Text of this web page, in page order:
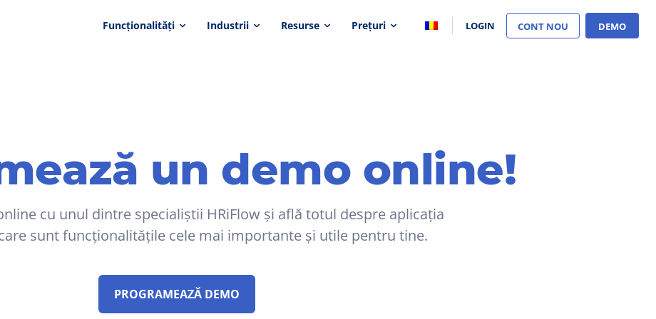
Funcționalități Industrii Resurse Prețuri LOGIN CONT NOU DEMO
un demo online!
cu unul dintre specialiștii HRiFlow și află totul despre aplicația
sunt funcționalitățile cele mai importante și utile pentru tine.
PROGRAMEAZĂ DEMO